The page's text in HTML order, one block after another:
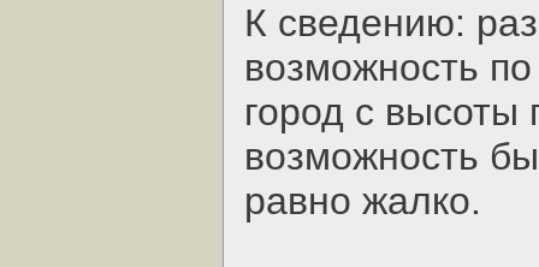
К сведению:
возможность
город с высоты
возможность
равно жалко.